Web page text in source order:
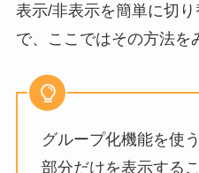
表示/非表示を簡単に切
で、ここではその方法を
グループ化機能を使
部分だけを表示する